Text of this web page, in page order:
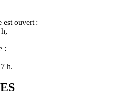
est ouvert :
:
h.